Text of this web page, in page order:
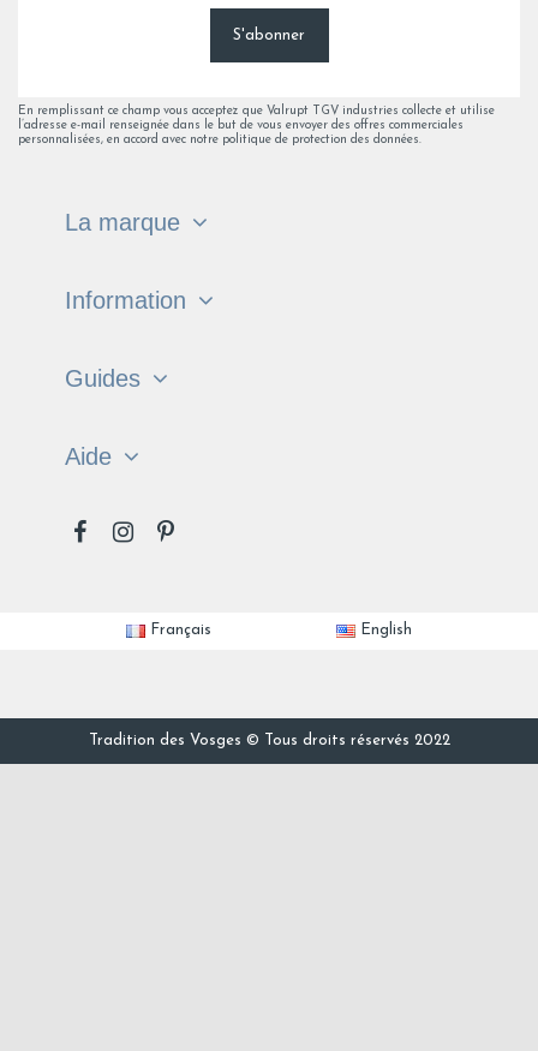
S'abonner
En remplissant ce champ vous acceptez que Valrupt TGV industries collecte et utilise
l’adresse e-mail renseignée dans le but de vous envoyer des offres commerciales
personnalisées, en accord avec notre politique de protection des données.
La marque
Information
Guides
Aide
Français English
Tradition des Vosges © Tous droits réservés 2022